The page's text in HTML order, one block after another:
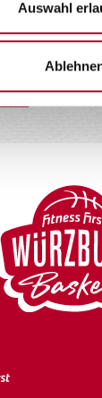
AuswahlDaten
Mehr erfahren